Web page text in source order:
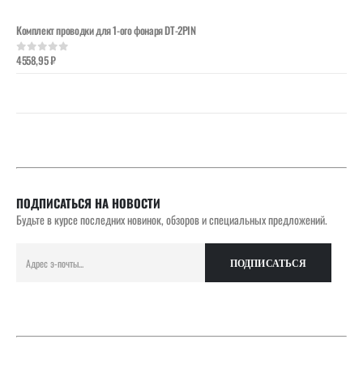
Комплект проводки для 1-ого фонаря DT-2PIN
0out of 5
4558,95₽
ПОДПИСАТЬСЯ НА НОВОСТИ
Будьте в курсе последних новинок, обзоров и специальных предложений.